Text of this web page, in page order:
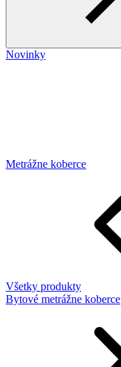
Novinky
Metrážne koberce
Všetky produkty
Bytové metrážne koberce